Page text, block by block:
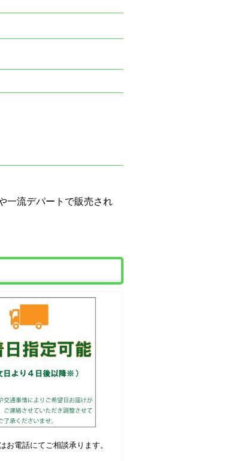
一流デパートで販売され
お電話にてご相談承ります。